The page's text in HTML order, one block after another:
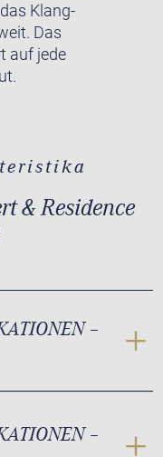
Klang-
Das
auf jede
& Residence
–
–